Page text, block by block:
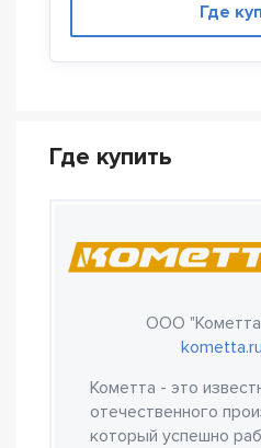
Где
Где купить
ООО "Кометта
kometta.ru
Кометта - это
отечественного
который успешно